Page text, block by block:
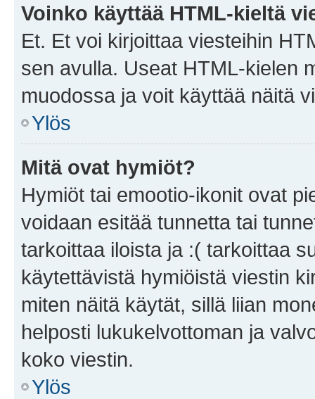
Voinko käyttää HTML-kieltä
Et. Et voi kirjoittaa viesteihin
sen avulla. Useat HTML-kielen
muodossa ja voit käyttää näitä
Ylös
Mitä ovat hymiöt?
Hymiöt tai emootio-ikonit ovat
voidaan esitää tunnetta tai
tarkoittaa iloista ja :( tarkoittaa
käytettävistä hymiöistä viestin
miten näitä käytät, sillä liian
helposti lukukelvottoman ja
koko viestin.
Ylös